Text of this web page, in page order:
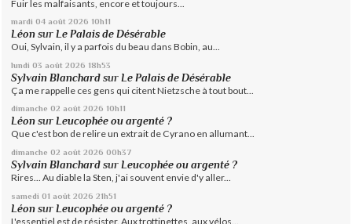
Fuir les malfaisants, encore et toujours...
mardi 04 août 2026 10h11
Léon surLe Palais de Désérable
Oui, Sylvain, il y a parfois du beau dans Bobin, au...
lundi 03 août 2026 18h53
Sylvain Blanchard sur Le Palais de Désérable
Ça me rappelle ces gens qui citent Nietzsche à tout bout...
dimanche 02 août 2026 10h11
Léon surLeucophée ou argenté ?
Que c'est bon de relire un extrait de Cyrano en allumant...
dimanche 02 août 2026 00h37
Sylvain Blanchard sur Leucophée ou argenté ?
Rires... Au diable la Sten, j'ai souvent envie d'y aller...
samedi 01 août 2026 21h51
Léon sur Leucophée ou argenté ?
L'essentiel est de résister. Aux trottinettes, aux vélos...